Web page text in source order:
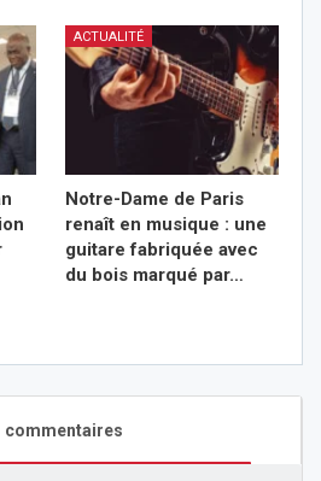
ACTUALITÉ
Notre-Dame de Paris
renaît en musique : une
guitare fabriquée avec
du bois marqué par…
commentaires